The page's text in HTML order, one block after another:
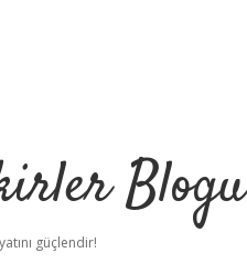
Blogu
güçlendir!